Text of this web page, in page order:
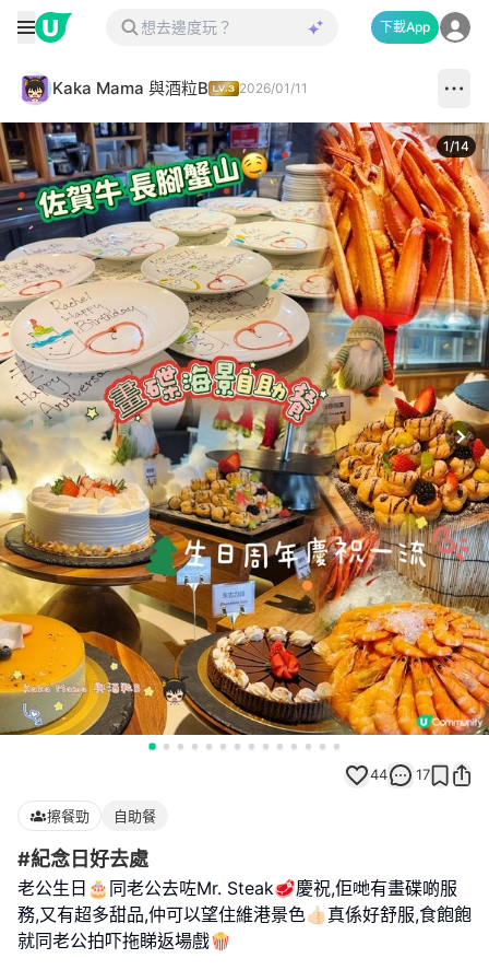
下載App
Kaka Mama 與酒粒B 2026/01/11
1/14
44 17
擦餐勁 自助餐
#紀念日好去處
老公生日🎂同老公去咗Mr. Steak🥩慶祝,佢哋有畫碟啲服
務,又有超多甜品,仲可以望住維港景色👍🏻真係好舒服,食飽飽
就同老公拍吓拖睇返場戲🍿